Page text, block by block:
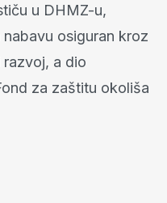
u DHMZ-u,
osiguran kroz
razvoj, a dio
za zaštitu okoliša